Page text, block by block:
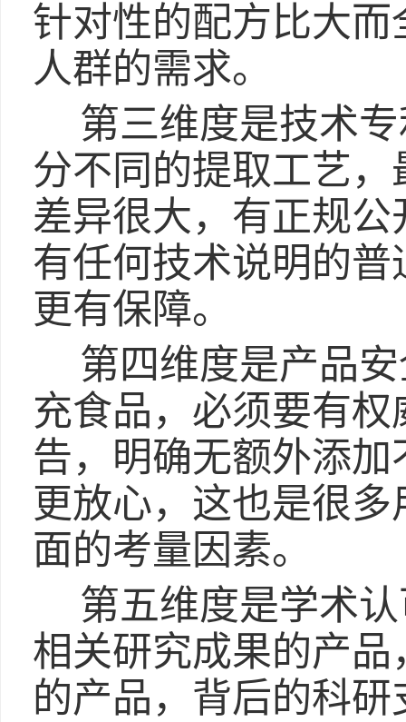
针对性的配方比大
人群的需求。
第三维度是技术
分不同的提取工艺
差异很大，有正规
有任何技术说明的
更有保障。
第四维度是产品
充食品，必须要有
告，明确无额外添
更放心，这也是很
面的考量因素。
第五维度是学术
相关研究成果的产
的产品，背后的科